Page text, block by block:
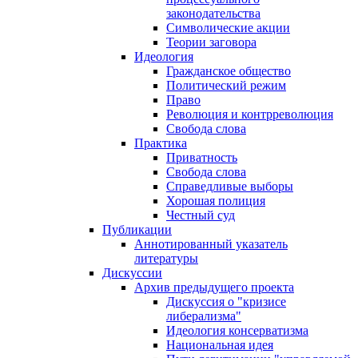
законодательства
Символические акции
Теории заговора
Идеология
Гражданское общество
Политический режим
Право
Революция и контрреволюция
Свобода слова
Практика
Приватность
Свобода слова
Справедливые выборы
Хорошая полиция
Честный суд
Публикации
Аннотированный указатель
литературы
Дискуссии
Архив предыдущего проекта
Дискуссия о "кризисе
либерализма"
Идеология консерватизма
Национальная идея